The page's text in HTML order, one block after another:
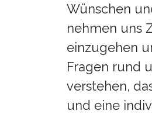
Wünschen
nehmen uns
einzugehen
Fragen rund
verstehen,
und eine